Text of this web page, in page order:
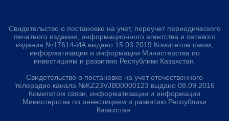
Свидетельство о постановке на учет, переучет периодического
печатного издания, информационного агентства и сетевого
издания №17614-ИА выдано 15.03.2019 Комитетом связи,
информатизации и информации Министерства по
инвестициям и развитию Республики Казахстан.
Свидетельство о постановке на учет отечественного
телерадио канала №KZ23VJB00000123 выдано 08.09.2016
Комитетом связи, информатизации и информации
Министерства по инвестициям и развитию Республики
Казахстан.